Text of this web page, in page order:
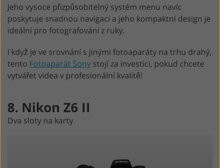
Jeho vysoce přizpůsobitelný systém menu navíc
poskytuje snadnou navigaci a jeho kompaktní design je
ideální pro fotografování z ruky.
I když je ve srovnání s jinými fotoaparáty na trhu drahý,
tento Fotoaparát Sony stojí za investici, pokud chcete
vytvářet videa v profesionální kvalitě!
8. Nikon Z6 II
Dva sloty na karty